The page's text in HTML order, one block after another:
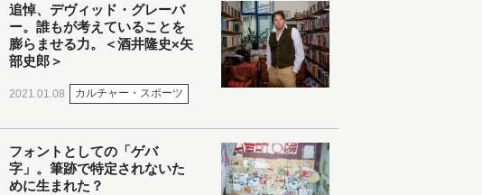
追悼、デヴィッド・グレーバ
ー。誰もが考えていることを
膨らませる力。＜酒井隆史×矢
部史郎＞
2021.01.08 カルチャー・スポーツ
フォントとしての「ゲバ
字」。筆跡で特定されないた
めに生まれた？